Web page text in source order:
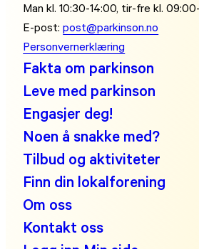
Man kl. 10:30-14:00, tir-fre kl.
E-post:post@parkinson.no
Personvernerklæring
Fakta om parkinson
Leve med parkinson
Engasjer deg!
Noen å snakke med?
Tilbud og aktiviteter
Finn din lokalforening
Om oss
Kontakt oss